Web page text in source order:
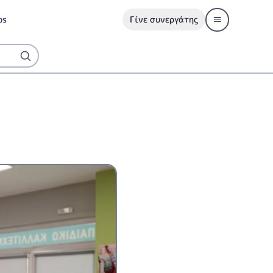
Γίνε συνεργάτης